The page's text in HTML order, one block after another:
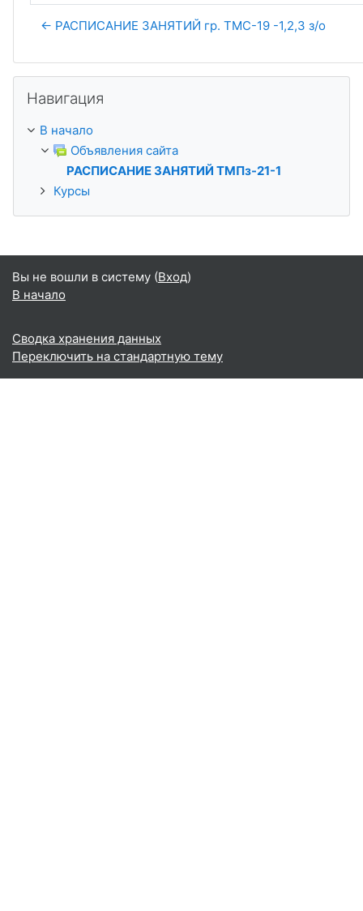
← РАСПИСАНИЕ ЗАНЯТИЙ гр. ТМС-19 -1,2,3 з/о
Навигация
В начало
Объявления сайта
РАСПИСАНИЕ ЗАНЯТИЙ ТМПз-21-1
Курсы
Вы не вошли в систему (Вход)
В начало
Сводка хранения данных
Переключить на стандартную тему